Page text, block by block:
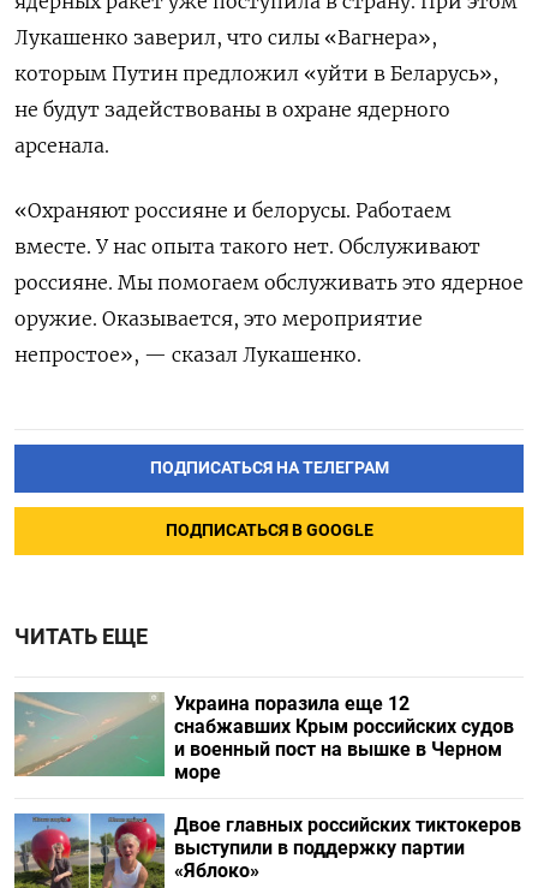
Лукашенко заверил, что силы «Вагнера»,
которым Путин предложил «уйти в Беларусь»,
не будут задействованы в охране ядерного
арсенала.
«Охраняют россияне и белорусы. Работаем
вместе. У нас опыта такого нет. Обслуживают
россияне. Мы помогаем обслуживать это ядерное
оружие. Оказывается, это мероприятие
непростое», — сказал Лукашенко.
ПОДПИСАТЬСЯ НА ТЕЛЕГРАМ
ПОДПИСАТЬСЯ В GOOGLE
ЧИТАТЬ ЕЩЕ
Украина поразила еще 12
снабжавших Крым российских судов
и военный пост на вышке в Черном
море
Двое главных российских тиктокеров
выступили в поддержку партии
«Яблоко»